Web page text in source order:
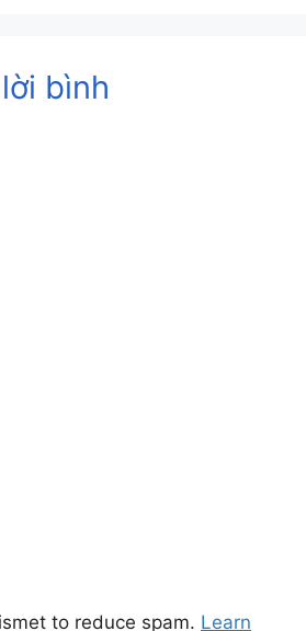
bình
to reduce spam. Learn